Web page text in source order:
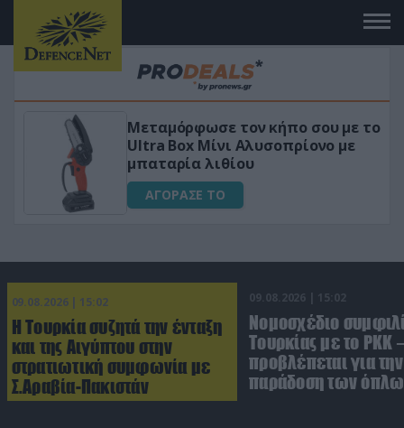
Μεταμόρφωσε τον κήπο σου με το
Ultra Box Μίνι Αλυσοπρίονο με
μπαταρία λιθίου
ΑΓΟΡΑΣΕ ΤΟ
09.08.2026 | 15:02
Η Τουρκία συζητά την ένταξη
και της Αιγύπτου στην
στρατιωτική συμφωνία με
Σ.Αραβία-Πακιστάν
09.08.2026 | 15:02
Νομοσχέδιο
Τουρκίας με το ΡΚΚ
προβλέπεται για την
παράδοση των